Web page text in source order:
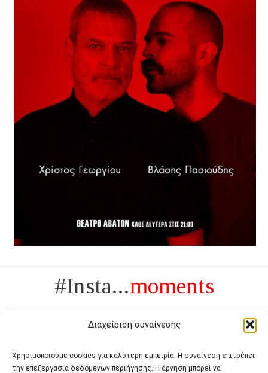
Διαχείριση συναίνεσης
Χρησιμοποιούμε cookies για καλύτερη εμπειρία. Η συναίνεση επιτρέπει
την επεξεργασία δεδομένων περιήγησης. Η άρνηση μπορεί να
#Insta...moments